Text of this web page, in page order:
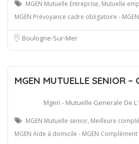
MGEN Mutuelle Entreprise, Mutuelle
MGEN Prévoyance cadre obligatoire - MGEN
Boulogne-Sur-Mer
MGEN MUTUELLE SENIOR –
Mgen - Mutuelle Generale De
MGEN Mutuelle senior, Meilleure
MGEN Aide à domicile - MGEN Complément